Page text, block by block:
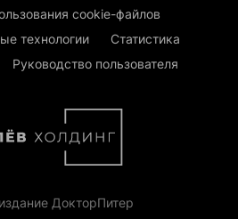
cookie-файлов
технологии
Статистика
Руководство пользователя
ДокторПитер